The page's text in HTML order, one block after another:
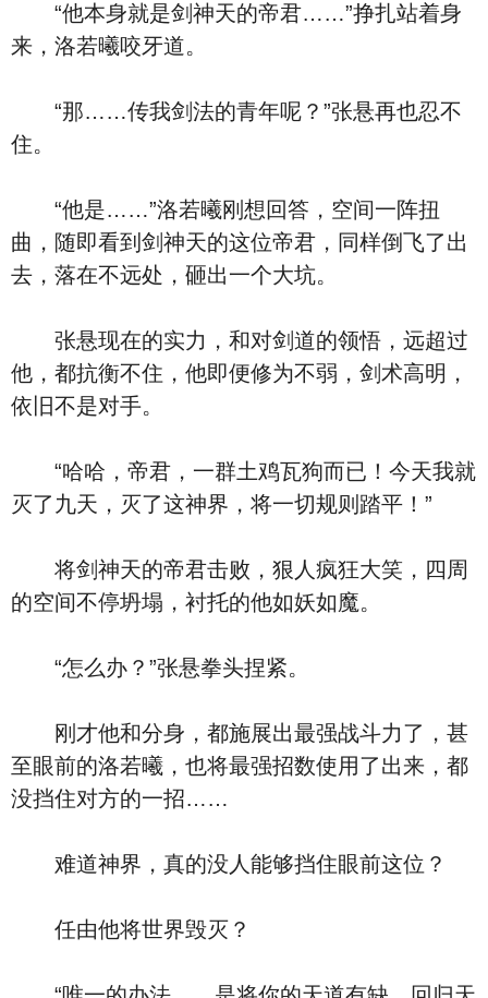
“他本身就是剑神天的帝君……”挣扎站着身
来，洛若曦咬牙道。
“那……传我剑法的青年呢？”张悬再也忍不
住。
“他是……”洛若曦刚想回答，空间一阵扭
曲，随即看到剑神天的这位帝君，同样倒飞了出
去，落在不远处，砸出一个大坑。
张悬现在的实力，和对剑道的领悟，远超过
他，都抗衡不住，他即便修为不弱，剑术高明，
依旧不是对手。
“哈哈，帝君，一群土鸡瓦狗而已！今天我就
灭了九天，灭了这神界，将一切规则踏平！”
将剑神天的帝君击败，狠人疯狂大笑，四周
的空间不停坍塌，衬托的他如妖如魔。
“怎么办？”张悬拳头捏紧。
刚才他和分身，都施展出最强战斗力了，甚
至眼前的洛若曦，也将最强招数使用了出来，都
没挡住对方的一招……
难道神界，真的没人能够挡住眼前这位？
任由他将世界毁灭？